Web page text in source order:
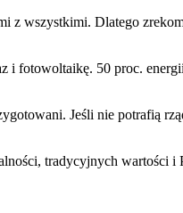
z wszystkimi. Dlatego
fotowoltaikę. 50 proc.
Jeśli nie potrafią
tradycyjnych wartości